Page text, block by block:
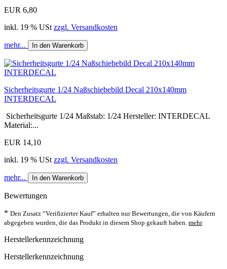
EUR 6,80
inkl. 19 % USt zzgl. Versandkosten
mehr... In den Warenkorb
Sicherheitsgurte 1/24 Naßschiebebild Decal 210x140mm
INTERDECAL
Sicherheitsgurte 1/24 Maßstab: 1/24 Hersteller: INTERDECAL
Material:...
EUR 14,10
inkl. 19 % USt zzgl. Versandkosten
mehr... In den Warenkorb
Bewertungen
* Den Zusatz “Verifizierter Kauf” erhalten nur Bewertungen, die von Käufern
abgegeben wurden, die das Produkt in diesem Shop gekauft haben. mehr
Herstellerkennzeichnung
Herstellerkennzeichnung